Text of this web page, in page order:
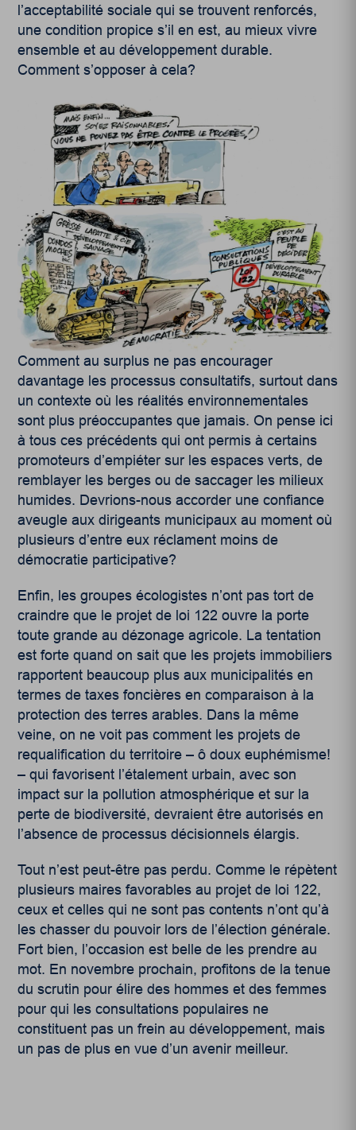
l’acceptabilité sociale qui se trouvent renforcés,
une condition propice s’il en est, au mieux vivre
ensemble et au développement durable.
Comment s’opposer à cela?
Comment au surplus ne pas encourager
davantage les processus consultatifs, surtout dans
un contexte où les réalités environnementales
sont plus préoccupantes que jamais. On pense ici
à tous ces précédents qui ont permis à certains
promoteurs d’empiéter sur les espaces verts, de
remblayer les berges ou de saccager les milieux
humides. Devrions-nous accorder une confiance
aveugle aux dirigeants municipaux au moment où
plusieurs d’entre eux réclament moins de
démocratie participative?
Enfin, les groupes écologistes n’ont pas tort de
craindre que le projet de loi 122 ouvre la porte
toute grande au dézonage agricole. La tentation
est forte quand on sait que les projets immobiliers
rapportent beaucoup plus aux municipalités en
termes de taxes foncières en comparaison à la
protection des terres arables. Dans la même
veine, on ne voit pas comment les projets de
requalification du territoire – ô doux euphémisme!
– qui favorisent l’étalement urbain, avec son
impact sur la pollution atmosphérique et sur la
perte de biodiversité, devraient être autorisés en
l’absence de processus décisionnels élargis.
Tout n’est peut-être pas perdu. Comme le répètent
plusieurs maires favorables au projet de loi 122,
ceux et celles qui ne sont pas contents n’ont qu’à
les chasser du pouvoir lors de l’élection générale.
Fort bien, l’occasion est belle de les prendre au
mot. En novembre prochain, profitons de la tenue
du scrutin pour élire des hommes et des femmes
pour qui les consultations populaires ne
constituent pas un frein au développement, mais
un pas de plus en vue d’un avenir meilleur.